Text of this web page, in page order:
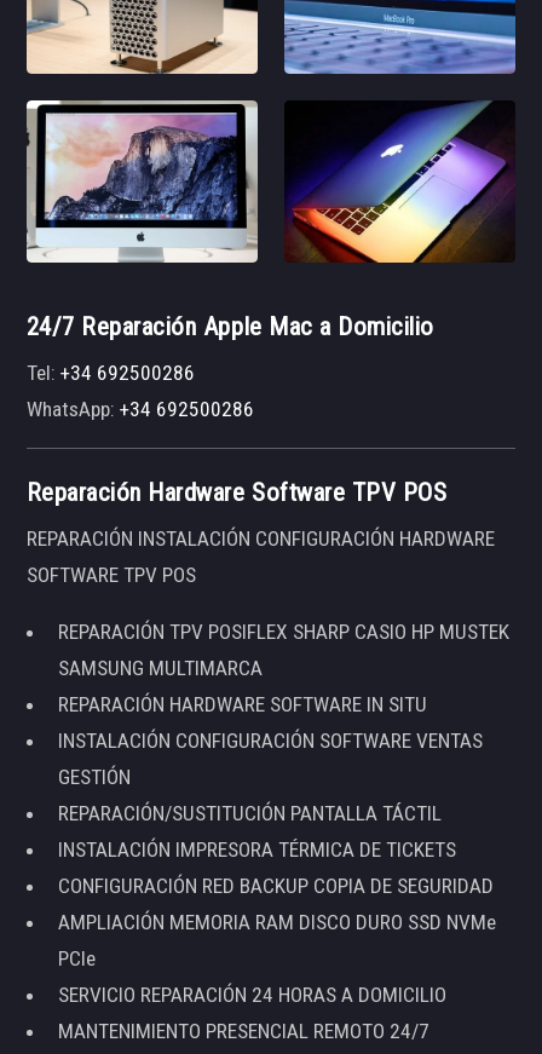
24/7 Reparación Apple Mac a Domicilio
Tel:+34 692500286
WhatsApp:+34 692500286
Reparación Hardware Software TPV POS
REPARACIÓN INSTALACIÓN CONFIGURACIÓN HARDWARE
SOFTWARE TPV POS
REPARACIÓN TPV POSIFLEX SHARP CASIO HP MUSTEK
SAMSUNG MULTIMARCA
REPARACIÓN HARDWARE SOFTWARE IN SITU
INSTALACIÓN CONFIGURACIÓN SOFTWARE VENTAS
GESTIÓN
REPARACIÓN/SUSTITUCIÓN PANTALLA TÁCTIL
INSTALACIÓN IMPRESORA TÉRMICA DE TICKETS
CONFIGURACIÓN RED BACKUP COPIA DE SEGURIDAD
AMPLIACIÓN MEMORIA RAM DISCO DURO SSD NVMe
PCIe
SERVICIO REPARACIÓN 24 HORAS A DOMICILIO
MANTENIMIENTO PRESENCIAL REMOTO 24/7